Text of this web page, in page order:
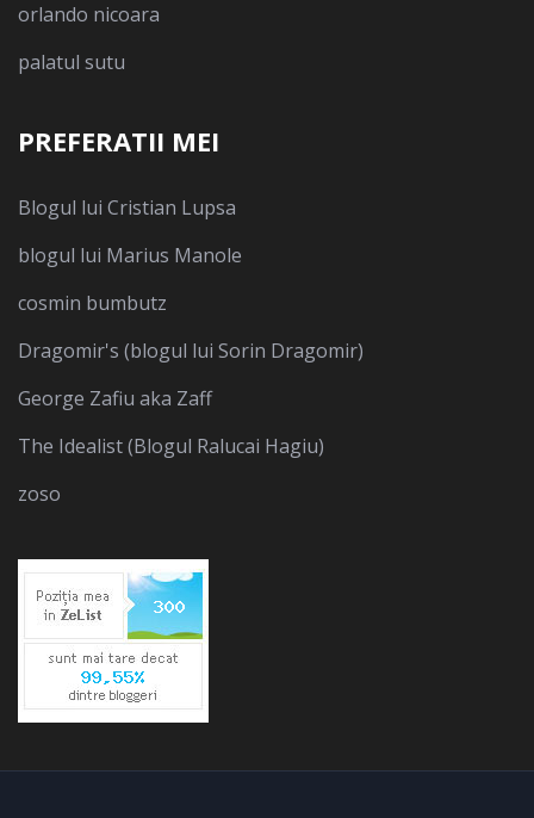
orlando nicoara
palatul sutu
PREFERATII MEI
Blogul lui Cristian Lupsa
blogul lui Marius Manole
cosmin bumbutz
Dragomir's (blogul lui Sorin Dragomir)
George Zafiu aka Zaff
The Idealist (Blogul Ralucai Hagiu)
zoso